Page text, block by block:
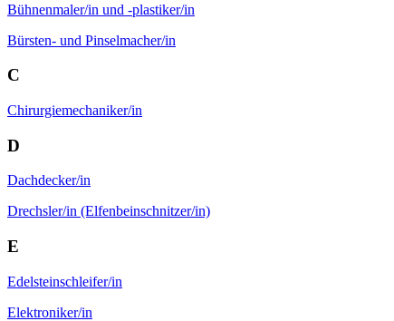
Bühnen­maler/in und -plastiker/in
Bürsten- und Pinsel­macher/in
C
Chirurgie­mechaniker/in
D
Dach­decker/in
Drechsler/in (Elfenbeinschnitzer/in)
E
Edelstein­schleifer/in
Elektroniker/in